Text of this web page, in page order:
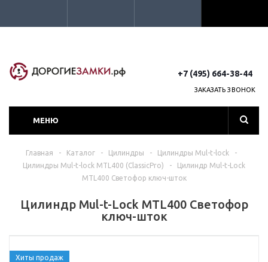
+7 (495) 664-38-44
ЗАКАЗАТЬ ЗВОНОК
МЕНЮ
Главная - Каталог - Цилиндры - Цилиндры Mul-t-lock
-
Цилиндры Mul-t-lock MTL400 (ClassicPro)
-
Цилиндр Mul-t-Lock
MTL400 Светофор ключ-шток
Цилиндр Mul-t-Lock MTL400 Светофор
ключ-шток
Хиты продаж